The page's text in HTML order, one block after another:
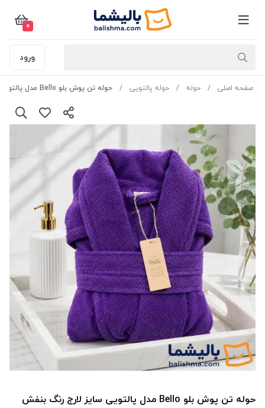
0
ورود
صفحه اصلی حوله حوله پالتویی حوله تن پوش بلو Bello مدل پالتویی سایز لارج رنگ بنفش
حوله تن پوش بلو Bello مدل پالتویی سایز لارج رنگ بنفش